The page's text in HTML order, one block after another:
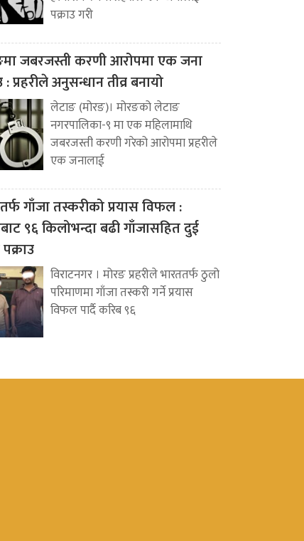
पक्राउ गरी
जबरजस्ती करणी आरोपमा एक जना
: प्रहरीले अनुसन्धान तीव्र बनायो
लेटाङ (मोरङ)। मोरङको लेटाङ
नगरपालिका-९ मा एक महिलामाथि
जबरजस्ती करणी गरेको आरोपमा प्रहरीले
एक जनालाई
गाँजा तस्करीको प्रयास विफल :
९६ किलोभन्दा बढी गाँजासहित दुई
विराटनगर । मोरङ प्रहरीले भारततर्फ ठुलो
परिमाणमा गाँजा तस्करी गर्ने प्रयास
विफल पार्दै करिब ९६